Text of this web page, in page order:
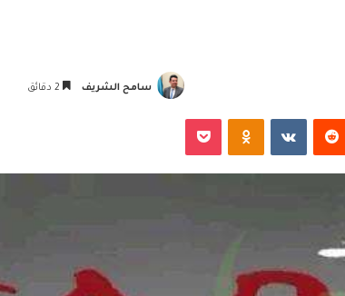
سامح الشريف